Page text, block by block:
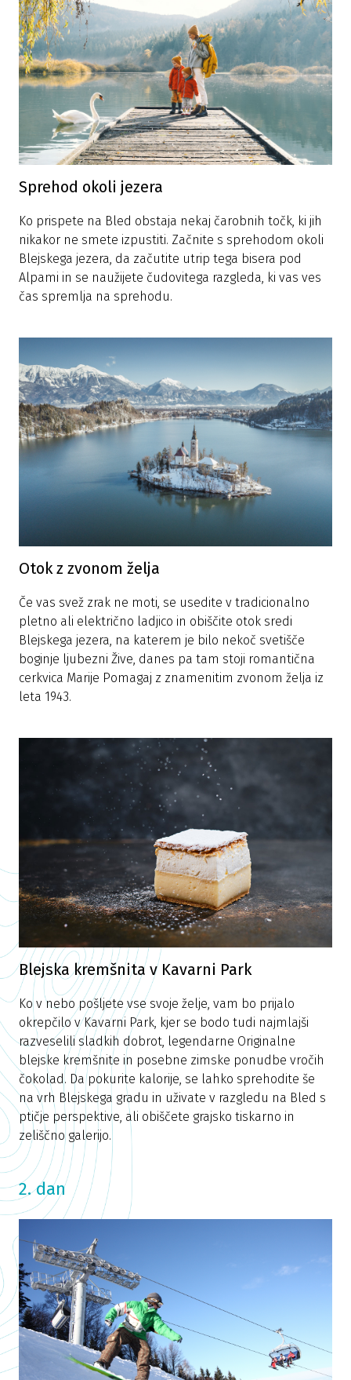
Sprehod okoli jezera
Ko prispete na Bled obstaja nekaj čarobnih točk, ki jih
nikakor ne smete izpustiti. Začnite s sprehodom okoli
Blejskega jezera, da začutite utrip tega bisera pod
Alpami in se naužijete čudovitega razgleda, ki vas ves
čas spremlja na sprehodu.
Otok z zvonom želja
Če vas svež zrak ne moti, se usedite v tradicionalno
pletno ali električno ladjico in obiščite otok sredi
Blejskega jezera, na katerem je bilo nekoč svetišče
boginje ljubezni Žive, danes pa tam stoji romantična
cerkvica Marije Pomagaj z znamenitim zvonom želja iz
leta 1943.
Blejska kremšnita v Kavarni Park
Ko v nebo pošljete vse svoje želje, vam bo prijalo
okrepčilo v Kavarni Park, kjer se bodo tudi najmlajši
razveselili sladkih dobrot, legendarne Originalne
blejske kremšnite in posebne zimske ponudbe vročih
čokolad. Da pokurite kalorije, se lahko sprehodite še
na vrh Blejskega gradu in uživate v razgledu na Bled s
ptičje perspektive, ali obiščete grajsko tiskarno in
zeliščno galerijo.
2. dan